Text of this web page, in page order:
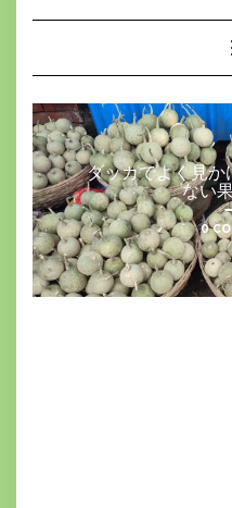
ダッカでよく見か
ない
0